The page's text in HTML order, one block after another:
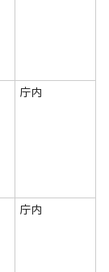
庁内
庁内